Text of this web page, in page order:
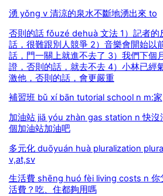
湧 yǒng v 清涼的泉水不斷地湧出來 to
否則的話 fǒuzé dehuà 文法 1）記者的
話，很難跟別人競爭 2）音樂會開始以
話，門一關上就進不去了 3）我們下個
證，否則的話，就去不去 4）小林已經
激他，否則的話，會更嚴重
補習班 bǔ xí bān tutorial school n m:家
加油站 jiā yóu zhàn gas station n 快沒
個加油站加油吧
多元化 duōyuán huà pluralization
v,at,sv
生活費 shēng huó fèi living costs n 你
活費？吃、住都夠用嗎